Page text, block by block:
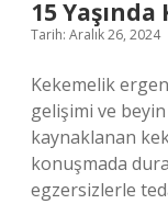
15
Tarih: Aralık 26, 2024
Kekemelik
gelişimi ve
kaynaklanan
konuşmada
egzersizlerle